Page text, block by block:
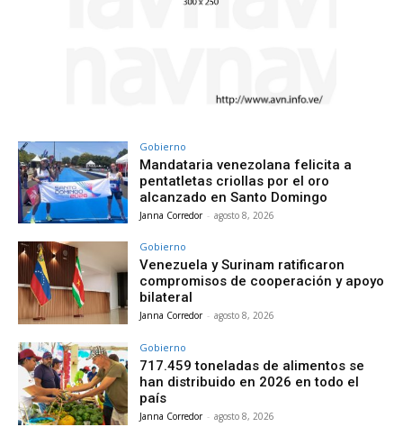
Gobierno
Mandataria venezolana felicita a
pentatletas criollas por el oro
alcanzado en Santo Domingo
Janna Corredor - agosto 8, 2026
Gobierno
Venezuela y Surinam ratificaron
compromisos de cooperación y apoyo
bilateral
Janna Corredor - agosto 8, 2026
Gobierno
717.459 toneladas de alimentos se
han distribuido en 2026 en todo el
país
Janna Corredor - agosto 8, 2026